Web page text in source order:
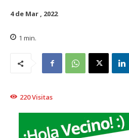
4 de Mar , 2022
1 min.
220Visitas